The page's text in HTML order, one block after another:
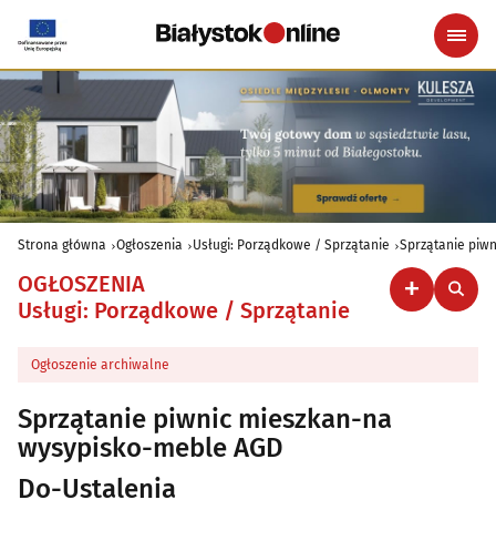
Strona główna Ogłoszenia Usługi: Porządkowe / Sprzątanie Sprzątanie
OGŁOSZENIA
Usługi: Porządkowe / Sprzątanie
Ogłoszenie archiwalne
Sprzątanie piwnic mieszkan-na
wysypisko-meble AGD
Do-Ustalenia